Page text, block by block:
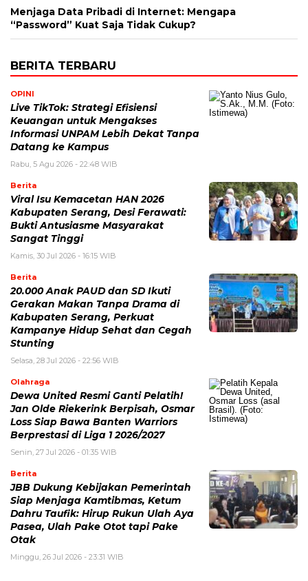
Menjaga Data Pribadi di Internet: Mengapa
“Password” Kuat Saja Tidak Cukup?
BERITA TERBARU
OPINI
Live TikTok: Strategi Efisiensi
Keuangan untuk Mengakses
Informasi UNPAM Lebih Dekat Tanpa
Datang ke Kampus
Rabu, 5 Agu 2026 - 22:48 WIB
Berita
Viral Isu Kemacetan HAN 2026
Kabupaten Serang, Desi Ferawati:
Bukti Antusiasme Masyarakat
Sangat Tinggi
Kamis, 30 Jul 2026 - 16:15 WIB
Berita
20.000 Anak PAUD dan SD Ikuti
Gerakan Makan Tanpa Drama di
Kabupaten Serang, Perkuat
Kampanye Hidup Sehat dan Cegah
Stunting
Selasa, 28 Jul 2026 - 22:56 WIB
Olahraga
Dewa United Resmi Ganti Pelatih!
Jan Olde Riekerink Berpisah, Osmar
Loss Siap Bawa Banten Warriors
Berprestasi di Liga 1 2026/2027
Senin, 27 Jul 2026 - 01:35 WIB
Berita
JBB Dukung Kebijakan Pemerintah
Siap Menjaga Kamtibmas, Ketum
Dahru Taufik: Hirup Rukun Ulah Aya
Pasea, Ulah Pake Otot tapi Pake
Otak
Minggu, 26 Jul 2026 - 23:31 WIB